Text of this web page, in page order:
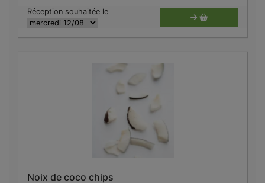
Réception souhaitée le
Noix de coco chips